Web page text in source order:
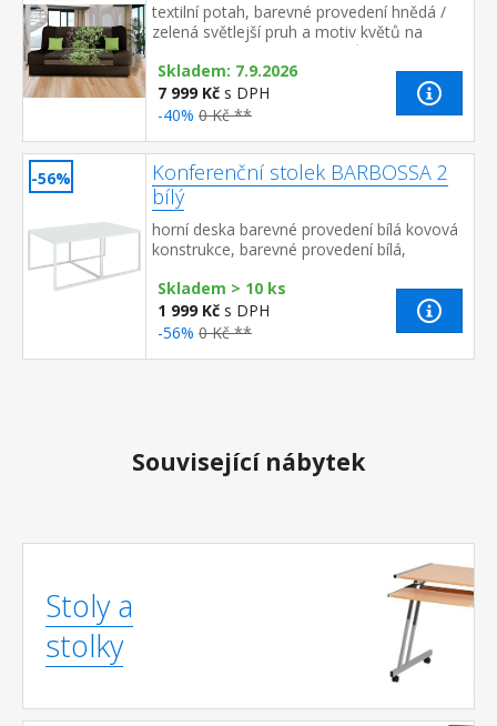
textilní potah, barevné provedení hnědá /
zelená světlejší pruh a motiv květů na
sedací a opěradlové části může být umístěn
i v jiné poloze, než je na...
Skladem: 7.9.2026
7 999 Kč s DPH
-40% 0 Kč **
-56%
Konferenční stolek BARBOSSA 2
bílý
horní deska barevné provedení bílá kovová
konstrukce, barevné provedení bílá,
Skladem > 10 ks
1 999 Kč s DPH
-56% 0 Kč **
Související nábytek
Stoly a
stolky